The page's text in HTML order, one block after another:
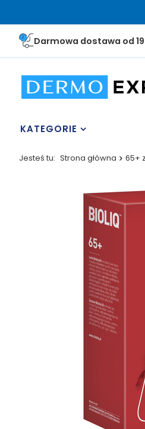
Darmowa dostawa od
KATEGORIE
Jesteś tu: Strona główna 65+